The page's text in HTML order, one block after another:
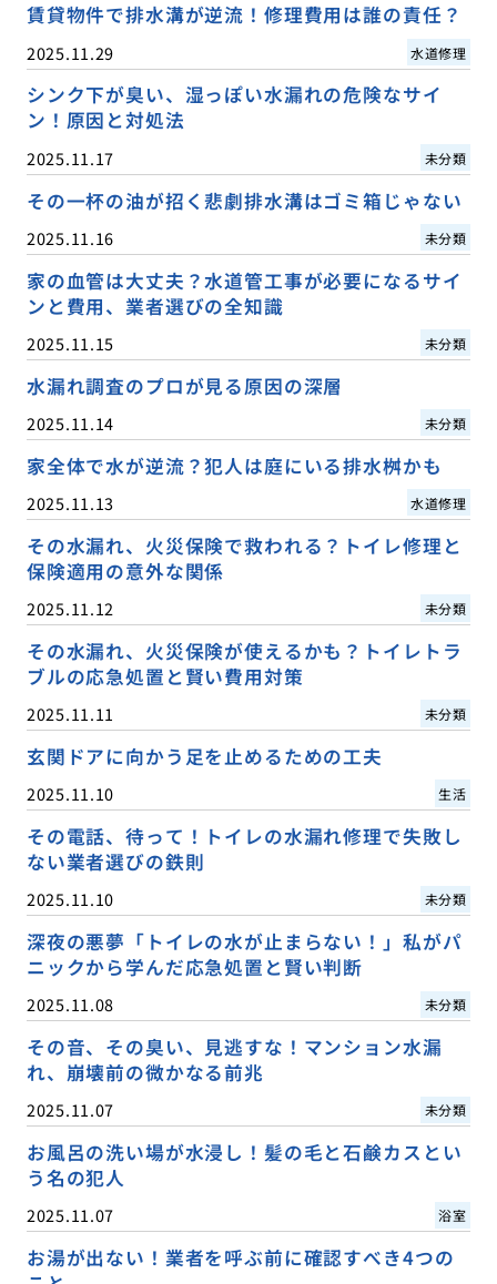
賃貸物件で排水溝が逆流！修理費用は誰の責任？
2025.11.29 水道修理
シンク下が臭い、湿っぽい水漏れの危険なサイ
ン！原因と対処法
2025.11.17 未分類
その一杯の油が招く悲劇排水溝はゴミ箱じゃない
2025.11.16 未分類
家の血管は大丈夫？水道管工事が必要になるサイ
ンと費用、業者選びの全知識
2025.11.15 未分類
水漏れ調査のプロが見る原因の深層
2025.11.14 未分類
家全体で水が逆流？犯人は庭にいる排水桝かも
2025.11.13 水道修理
その水漏れ、火災保険で救われる？トイレ修理と
保険適用の意外な関係
2025.11.12 未分類
その水漏れ、火災保険が使えるかも？トイレトラ
ブルの応急処置と賢い費用対策
2025.11.11 未分類
玄関ドアに向かう足を止めるための工夫
2025.11.10 生活
その電話、待って！トイレの水漏れ修理で失敗し
ない業者選びの鉄則
2025.11.10 未分類
深夜の悪夢「トイレの水が止まらない！」私がパ
ニックから学んだ応急処置と賢い判断
2025.11.08 未分類
その音、その臭い、見逃すな！マンション水漏
れ、崩壊前の微かなる前兆
2025.11.07 未分類
お風呂の洗い場が水浸し！髪の毛と石鹸カスとい
う名の犯人
2025.11.07 浴室
お湯が出ない！業者を呼ぶ前に確認すべき4つの